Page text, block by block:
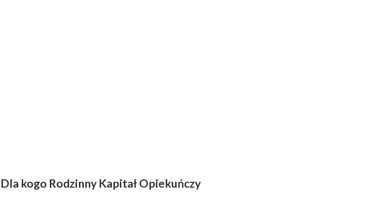
Dla kogo Rodzinny Kapitał Opiekuńczy